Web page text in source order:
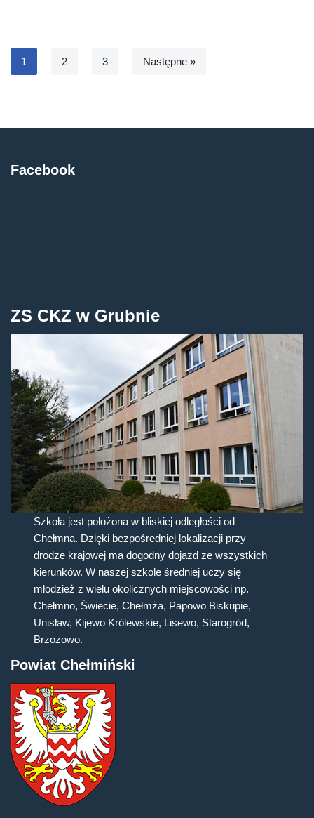
1 2 3 Następne »
Facebook
ZS CKZ w Grubnie
Szkoła jest położona w bliskiej odległości od
Chełmna. Dzięki bezpośredniej lokalizacji przy
drodze krajowej ma dogodny dojazd ze wszystkich
kierunków. W naszej szkole średniej uczy się
młodzież z wielu okolicznych miejscowości np.
Chełmno, Świecie, Chełmża, Papowo Biskupie,
Unisław, Kijewo Królewskie, Lisewo, Starogród,
Brzozowo.
Powiat Chełmiński